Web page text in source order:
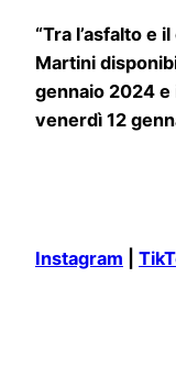
“Tra l’asfalto e
Martini
gennaio 2024
venerdì 12
Instagram